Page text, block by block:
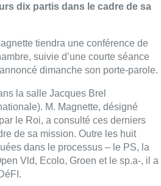
dix partis dans le cadre de sa
tiendra une conférence de
suivie d’une courte séance
dimanche son porte-parole.
la salle Jacques Brel
M. Magnette, désigné
le Roi, a consulté ces derniers
de sa mission. Outre les huit
dans le processus – le PS, la
Vld, Ecolo, Groen et le sp.a-, il a